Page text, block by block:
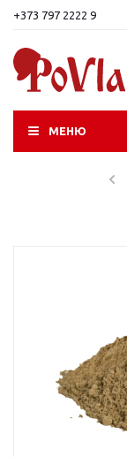
+373 797 2222 9
МЕНЮ